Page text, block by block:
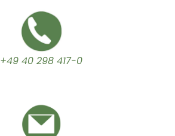
+49 40 298 417-0